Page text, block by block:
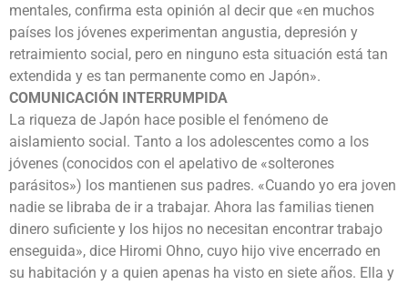
mentales, confirma esta opinión al decir que «en muchos
países los jóvenes experimentan angustia, depresión y
retraimiento social, pero en ninguno esta situación está tan
extendida y es tan permanente como en Japón».
COMUNICACIÓN INTERRUMPIDA
La riqueza de Japón hace posible el fenómeno de
aislamiento social. Tanto a los adolescentes como a los
jóvenes (conocidos con el apelativo de «solterones
parásitos») los mantienen sus padres. «Cuando yo era joven
nadie se libraba de ir a trabajar. Ahora las familias tienen
dinero suficiente y los hijos no necesitan encontrar trabajo
enseguida», dice Hiromi Ohno, cuyo hijo vive encerrado en
su habitación y a quien apenas ha visto en siete años. Ella y